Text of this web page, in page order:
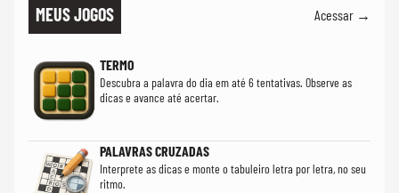
MEUS JOGOS Acessar →
TERMO
Descubra a palavra do dia em até 6 tentativas. Observe as
dicas e avance até acertar.
PALAVRAS CRUZADAS
Interprete as dicas e monte o tabuleiro letra por letra, no seu
ritmo.